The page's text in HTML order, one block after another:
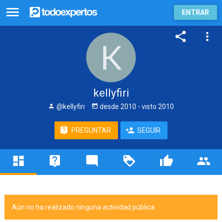
ENTRAR
kellyfiri
@kellyfiri desde 2010 - visto 2010
PREGUNTAR SEGUIR
Aún no ha realizado ninguna actividad pública.